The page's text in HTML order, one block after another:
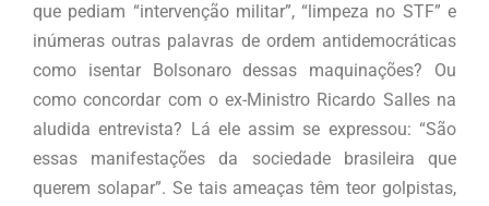
que pediam “intervenção militar”, “limpeza no STF” e
inúmeras outras palavras de ordem antidemocráticas
como isentar Bolsonaro dessas maquinações? Ou
como concordar com o ex-Ministro Ricardo Salles na
aludida entrevista? Lá ele assim se expressou: “São
essas manifestações da sociedade brasileira que
querem solapar”. Se tais ameaças têm teor golpistas,